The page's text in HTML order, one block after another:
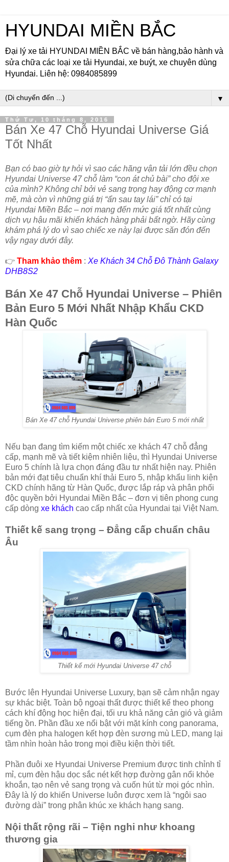
HYUNDAI MIỀN BẮC
Đại lý xe tải HYUNDAI MIỀN BẮC về bán hàng,bảo hành và
sửa chữa các loại xe tải Hyundai, xe buýt, xe chuyên dùng
Hyundai. Liên hệ: 0984085899
▼
Thứ Tư, 10 tháng 8, 2016
Bán Xe 47 Chỗ Hyundai Universe Giá
Tốt Nhất
Bạn có bao giờ tự hỏi vì sao các hãng vận tải lớn đều chọn
Hyundai Universe 47 chỗ làm “con át chủ bài” cho đội xe
của mình? Không chỉ bởi vẻ sang trọng hay động cơ mạnh
mẽ, mà còn vì những giá trị “ẩn sau tay lái” chỉ có tại
Hyundai Miền Bắc – nơi mang đến mức giá tốt nhất cùng
dịch vụ hậu mãi khiến khách hàng phải bất ngờ. Hãy cùng
khám phá lý do vì sao chiếc xe này lại được săn đón đến
vậy ngay dưới đây.
👉 Tham khảo thêm : Xe Khách 34 Chỗ Đô Thành Galaxy
DHB8S2
Bán Xe 47 Chỗ Hyundai Universe – Phiên
Bản Euro 5 Mới Nhất Nhập Khẩu CKD
Hàn Quốc
Bán Xe 47 chỗ Hyundai Universe phiên bản Euro 5 mới nhất
Nếu bạn đang tìm kiếm một chiếc xe khách 47 chỗ đẳng
cấp, mạnh mẽ và tiết kiệm nhiên liệu, thì Hyundai Universe
Euro 5 chính là lựa chọn đáng đầu tư nhất hiện nay. Phiên
bản mới đạt tiêu chuẩn khí thải Euro 5, nhập khẩu linh kiện
CKD chính hãng từ Hàn Quốc, được lắp ráp và phân phối
độc quyền bởi Hyundai Miền Bắc – đơn vị tiên phong cung
cấp dòng xe khách cao cấp nhất của Hyundai tại Việt Nam.
Thiết kế sang trọng – Đẳng cấp chuẩn châu
Âu
Thiết kế mới Hyundai Universe 47 chỗ
Bước lên Hyundai Universe Luxury, bạn sẽ cảm nhận ngay
sự khác biệt. Toàn bộ ngoại thất được thiết kế theo phong
cách khí động học hiện đại, tối ưu khả năng cản gió và giảm
tiếng ồn. Phần đầu xe nổi bật với mặt kính cong panorama,
cụm đèn pha halogen kết hợp đèn sương mù LED, mang lại
tầm nhìn hoàn hảo trong mọi điều kiện thời tiết.
Phần đuôi xe Hyundai Universe Premium được tinh chỉnh tỉ
mỉ, cụm đèn hậu dọc sắc nét kết hợp đường gân nổi khỏe
khoắn, tạo nên vẻ sang trọng và cuốn hút từ mọi góc nhìn.
Đây là lý do khiến Universe luôn được xem là “ngôi sao
đường dài” trong phân khúc xe khách hạng sang.
Nội thất rộng rãi – Tiện nghi như khoang
thương gia